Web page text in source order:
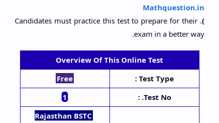
Mathquestion.in
)
. Candidates must practice this test to prepare for their
exam in a better way.
Overview Of This Online Test
Test Type :
Free
Test No. :
1
Rajasthan BSTC